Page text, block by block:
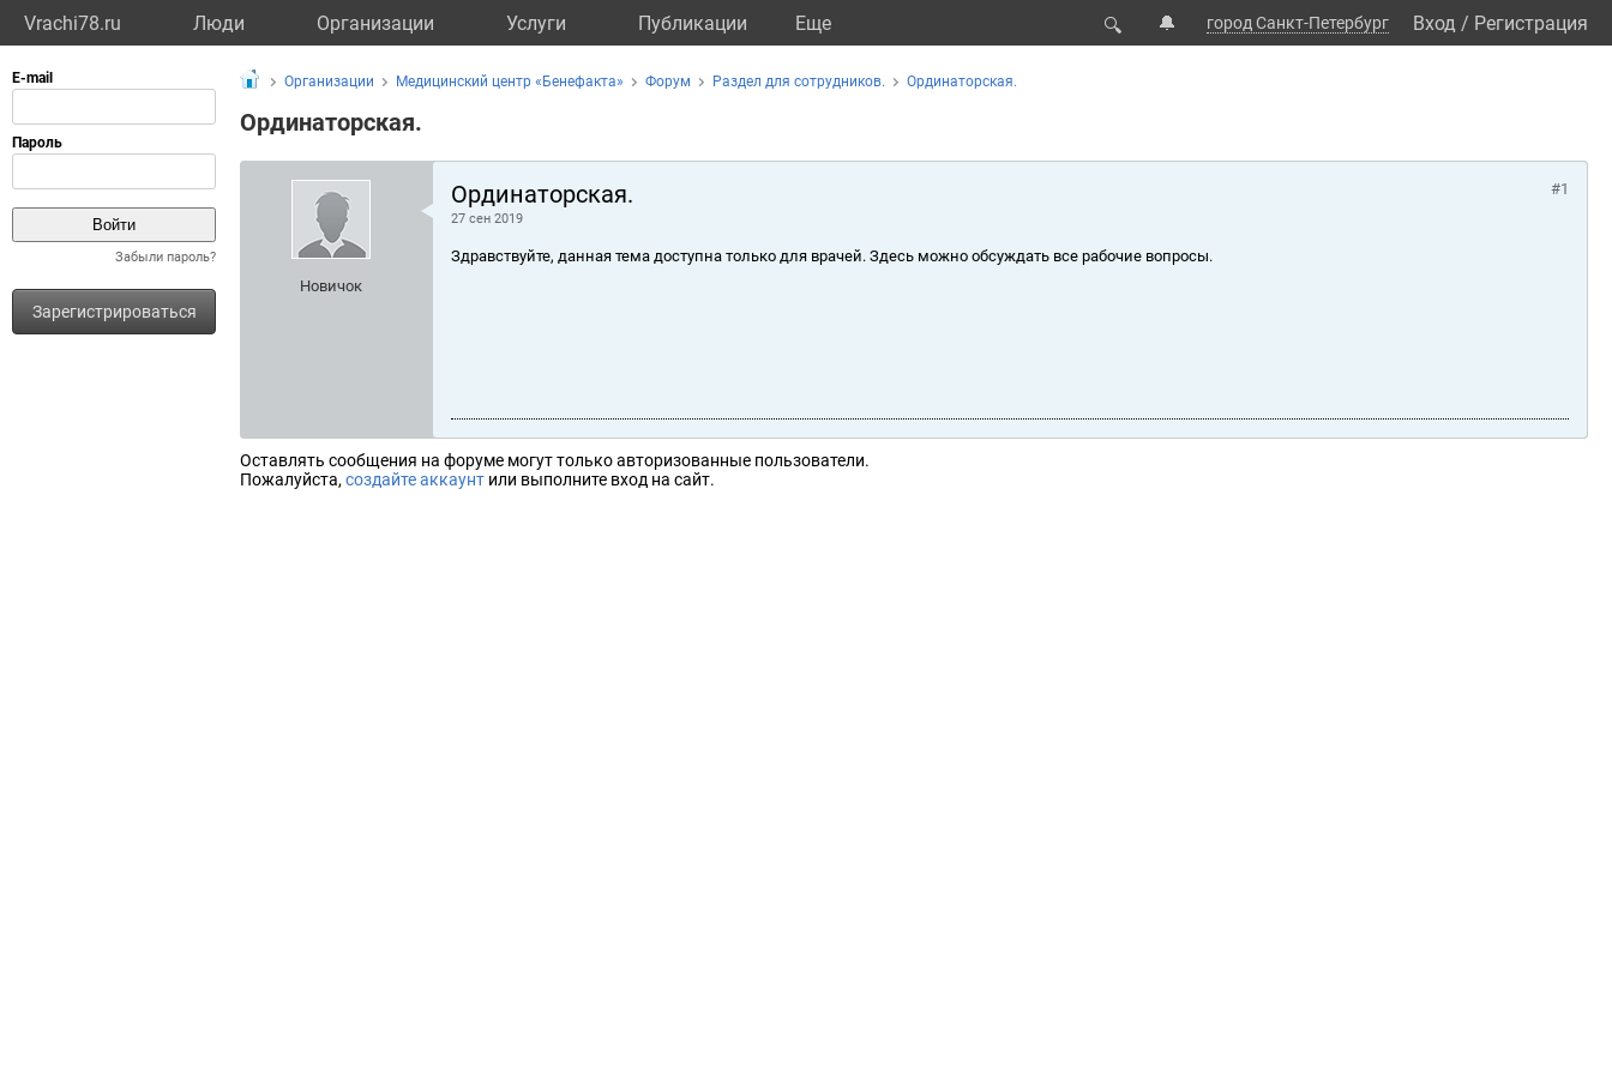
Vrachi78.ru Люди Организации Услуги Публикации Eще 🔍 🔔 город Санкт-Петербург Вход / Регистрация
Забыли пароль?
Зарегистрироваться
Организации Медицинский центр «Бенефакта» Форум Раздел для сотрудников. Ординаторская.
Ординаторская.
Новичок
Ординаторская.
27 сен 2019
#1
Здравствуйте, данная тема доступна только для врачей. Здесь можно обсуждать все рабочие вопросы.
Оставлять сообщения на форуме могут только авторизованные пользователи.
Пожалуйста, создайте аккаунт или выполните вход на сайт.